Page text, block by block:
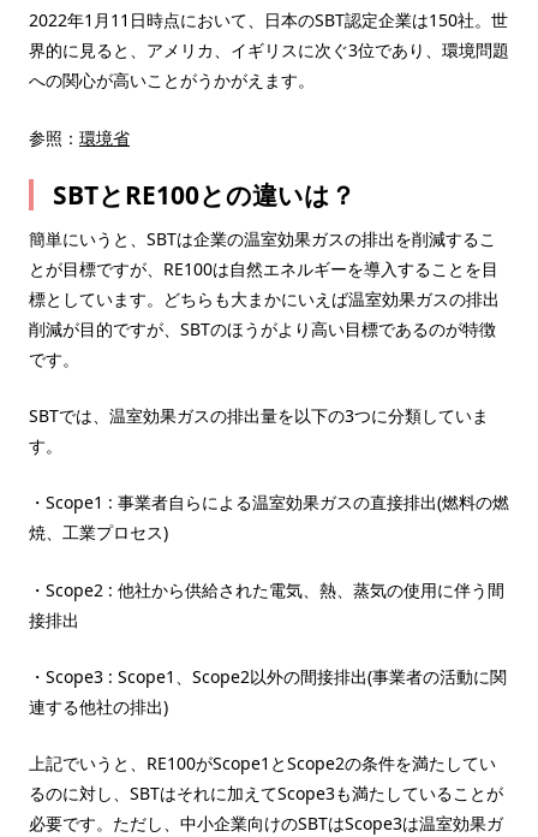
2022年1月11日時点において、日本のSBT認定企業は150社。世
界的に見ると、アメリカ、イギリスに次ぐ3位であり、環境問題
への関心が高いことがうかがえます。
参照： 環境省
SBTとRE100との違いは？
簡単にいうと、SBTは企業の温室効果ガスの排出を削減するこ
とが目標ですが、RE100は自然エネルギーを導入することを目
標としています。どちらも大まかにいえば温室効果ガスの排出
削減が目的ですが、SBTのほうがより高い目標であるのが特徴
です。
SBTでは、温室効果ガスの排出量を以下の3つに分類していま
す。
・Scope1 : 事業者自らによる温室効果ガスの直接排出(燃料の燃
焼、工業プロセス)
・Scope2 : 他社から供給された電気、熱、蒸気の使用に伴う間
接排出
・Scope3 : Scope1、Scope2以外の間接排出(事業者の活動に関
連する他社の排出)
上記でいうと、RE100がScope1とScope2の条件を満たしてい
るのに対し、SBTはそれに加えてScope3も満たしていることが
必要です。ただし、中小企業向けのSBTはScope3は温室効果ガ